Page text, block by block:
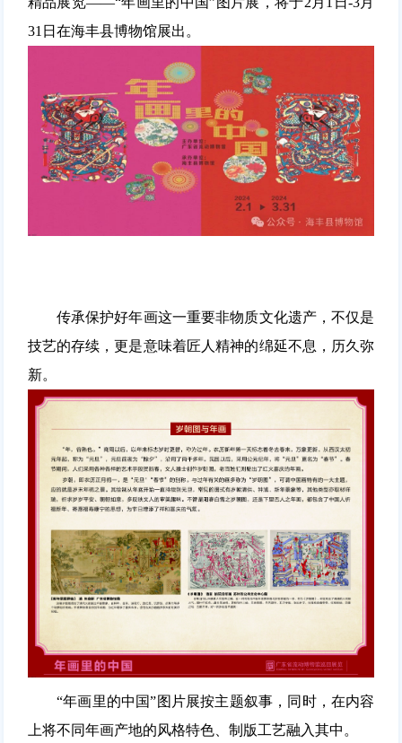
31日在海丰县博物馆展出。
传承保护好年画这一重要非物质文化遗产，不仅是
技艺的存续，更是意味着匠人精神的绵延不息，历久弥
新。
“年画里的中国”图片展按主题叙事，同时，在内容
上将不同年画产地的风格特色、制版工艺融入其中。